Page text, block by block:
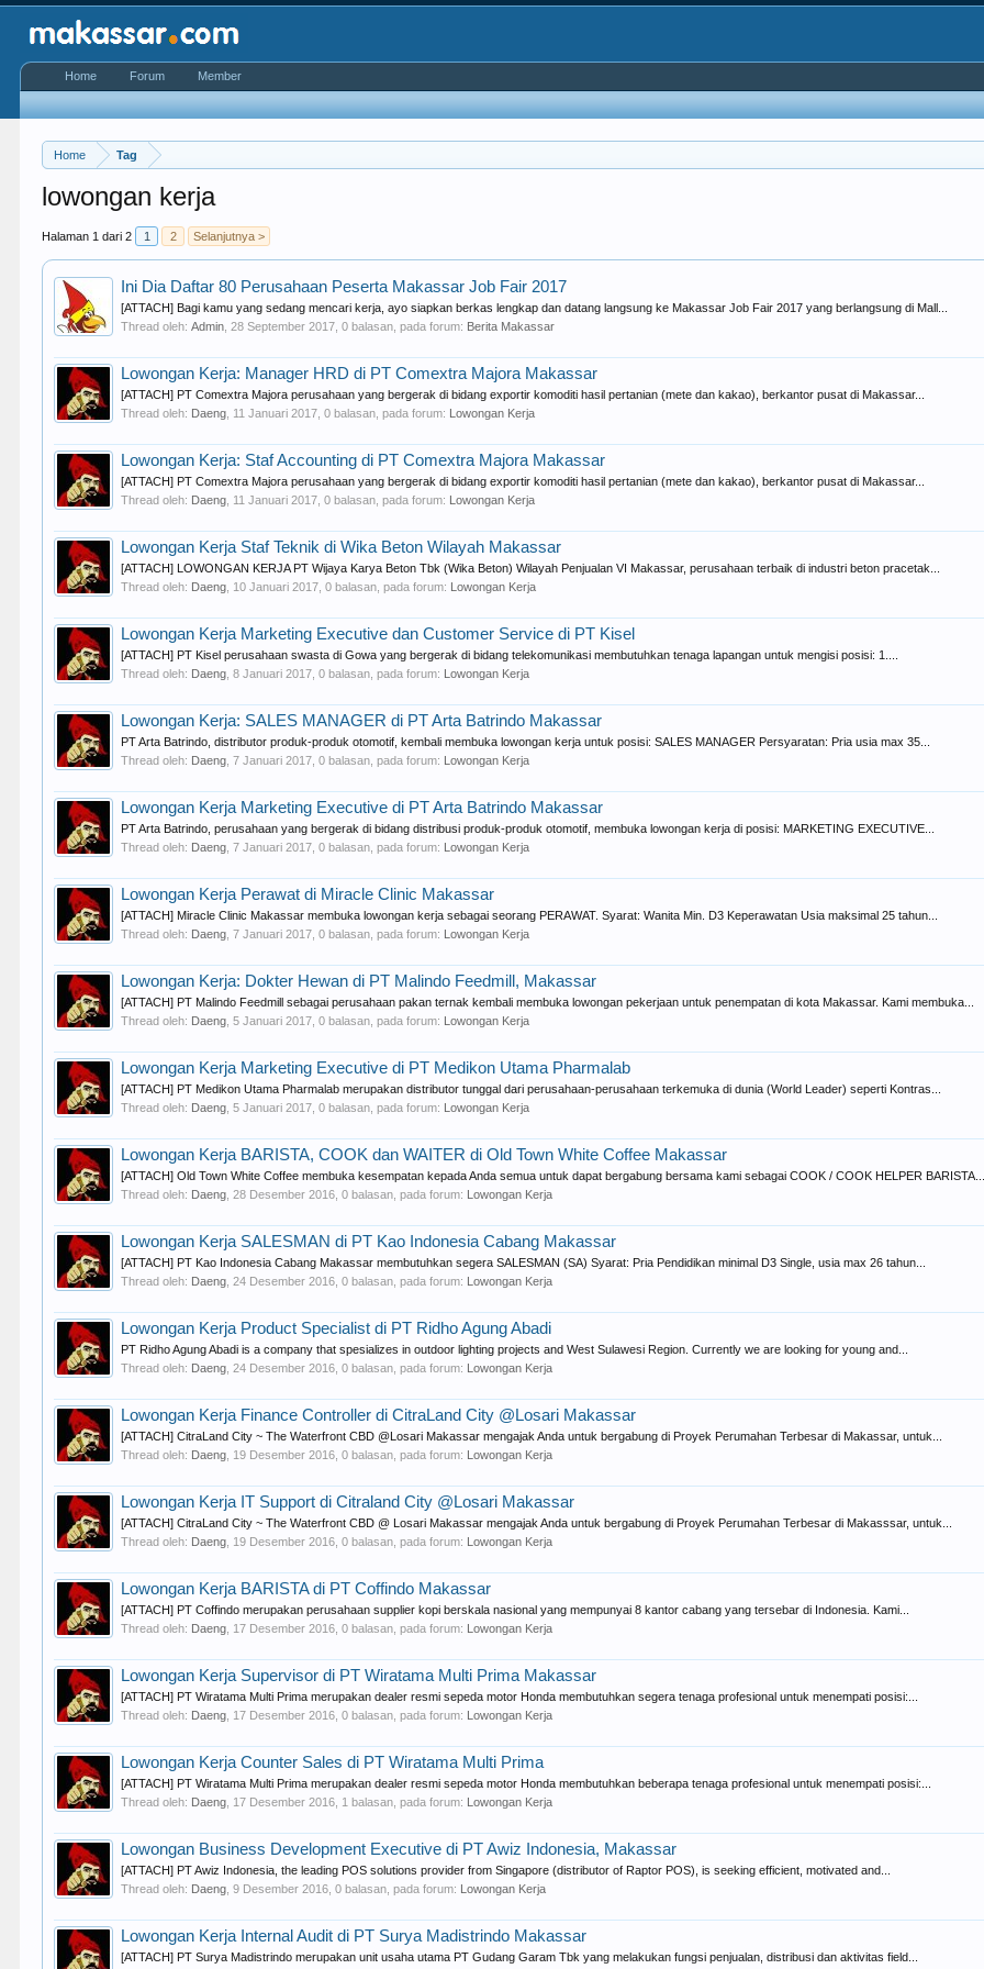
Home Tag
lowongan kerja
Halaman 1 dari 2 1 2 Selanjutnya >
Ini Dia Daftar 80 Perusahaan Peserta Makassar Job Fair 2017
[ATTACH] Bagi kamu yang sedang mencari kerja, ayo siapkan berkas lengkap dan datang langsung ke Makassar Job Fair 2017 yang berlangsung di Mall...
Thread oleh:Admin ,28 September 2017 , 0 balasan, pada forum: Berita Makassar
Lowongan Kerja: Manager HRD di PT Comextra Majora Makassar
[ATTACH] PT Comextra Majora perusahaan yang bergerak di bidang exportir komoditi hasil pertanian (mete dan kakao), berkantor pusat di Makassar...
Thread oleh: Daeng 11 Januari 2017 , 0 balasan, pada forum: Lowongan Kerja
Lowongan Kerja: Staf Accounting di PT Comextra Majora Makassar
[ATTACH] PT Comextra Majora perusahaan yang bergerak di bidang exportir komoditi hasil pertanian (mete dan kakao), berkantor pusat di Makassar...
Thread oleh: Daeng 11 Januari 2017 , 0 balasan, pada forum: Lowongan Kerja
Lowongan Kerja Staf Teknik di Wika Beton Wilayah Makassar
[ATTACH] LOWONGAN KERJA PT Wijaya Karya Beton Tbk (Wika Beton) Wilayah Penjualan VI Makassar, perusahaan terbaik di industri beton pracetak...
Thread oleh: Daeng 10 Januari 2017 , 0 balasan, pada forum: Lowongan Kerja
Lowongan Kerja Marketing Executive dan Customer Service di PT Kisel
[ATTACH] PT Kisel perusahaan swasta di Gowa yang bergerak di bidang telekomunikasi membutuhkan tenaga lapangan untuk mengisi posisi: 1....
Thread oleh: Daeng ,8 Januari 2017 , 0 balasan, pada forum: Lowongan Kerja
Lowongan Kerja: SALES MANAGER di PT Arta Batrindo Makassar
PT Arta Batrindo, distributor produk-produk otomotif, kembali membuka lowongan kerja untuk posisi: SALES MANAGER Persyaratan: Pria usia max 35...
Thread oleh: Daeng ,7 Januari 2017 , 0 balasan, pada forum: Lowongan Kerja
Lowongan Kerja Marketing Executive di PT Arta Batrindo Makassar
PT Arta Batrindo, perusahaan yang bergerak di bidang distribusi produk-produk otomotif, membuka lowongan kerja di posisi: MARKETING EXECUTIVE...
Thread oleh: Daeng ,7 Januari 2017 , 0 balasan, pada forum: Lowongan Kerja
Lowongan Kerja Perawat di Miracle Clinic Makassar
[ATTACH] Miracle Clinic Makassar membuka lowongan kerja sebagai seorang PERAWAT. Syarat: Wanita Min. D3 Keperawatan Usia maksimal 25 tahun...
Thread oleh: Daeng ,7 Januari 2017 , 0 balasan, pada forum: Lowongan Kerja
Lowongan Kerja: Dokter Hewan di PT Malindo Feedmill, Makassar
[ATTACH] PT Malindo Feedmill sebagai perusahaan pakan ternak kembali membuka lowongan pekerjaan untuk penempatan di kota Makassar. Kami membuka...
Thread oleh: Daeng ,5 Januari 2017 , 0 balasan, pada forum: Lowongan Kerja
Lowongan Kerja Marketing Executive di PT Medikon Utama Pharmalab
[ATTACH] PT Medikon Utama Pharmalab merupakan distributor tunggal dari perusahaan-perusahaan terkemuka di dunia (World Leader) seperti Kontras...
Thread oleh: Daeng ,5 Januari 2017 , 0 balasan, pada forum: Lowongan Kerja
Lowongan Kerja BARISTA, COOK dan WAITER di Old Town White Coffee Makassar
[ATTACH] Old Town White Coffee membuka kesempatan kepada Anda semua untuk dapat bergabung bersama kami sebagai COOK / COOK HELPER BARISTA...
Thread oleh: Daeng ,28 Desember 2016 , 0 balasan, pada forum: Lowongan Kerja
Lowongan Kerja SALESMAN di PT Kao Indonesia Cabang Makassar
[ATTACH] PT Kao Indonesia Cabang Makassar membutuhkan segera SALESMAN (SA) Syarat: Pria Pendidikan minimal D3 Single, usia max 26 tahun...
Thread oleh: Daeng ,24 Desember 2016 , 0 balasan, pada forum: Lowongan Kerja
Lowongan Kerja Product Specialist di PT Ridho Agung Abadi
PT Ridho Agung Abadi is a company that spesializes in outdoor lighting projects and West Sulawesi Region. Currently we are looking for young and...
Thread oleh: Daeng ,24 Desember 2016 , 0 balasan, pada forum: Lowongan Kerja
Lowongan Kerja Finance Controller di CitraLand City @Losari Makassar
[ATTACH] CitraLand City ~ The Waterfront CBD @Losari Makassar mengajak Anda untuk bergabung di Proyek Perumahan Terbesar di Makassar, untuk...
Thread oleh: Daeng 19 Desember 2016 , 0 balasan, pada forum: Lowongan Kerja
Lowongan Kerja IT Support di Citraland City @Losari Makassar
[ATTACH] CitraLand City ~ The Waterfront CBD @ Losari Makassar mengajak Anda untuk bergabung di Proyek Perumahan Terbesar di Makasssar, untuk...
Thread oleh: Daeng 19 Desember 2016 , 0 balasan, pada forum: Lowongan Kerja
Lowongan Kerja BARISTA di PT Coffindo Makassar
[ATTACH] PT Coffindo merupakan perusahaan supplier kopi berskala nasional yang mempunyai 8 kantor cabang yang tersebar di Indonesia. Kami...
Thread oleh: Daeng 17 Desember 2016 , 0 balasan, pada forum: Lowongan Kerja
Lowongan Kerja Supervisor di PT Wiratama Multi Prima Makassar
[ATTACH] PT Wiratama Multi Prima merupakan dealer resmi sepeda motor Honda membutuhkan segera tenaga profesional untuk menempati posisi:...
Thread oleh: Daeng 17 Desember 2016 , 0 balasan, pada forum: Lowongan Kerja
Lowongan Kerja Counter Sales di PT Wiratama Multi Prima
[ATTACH] PT Wiratama Multi Prima merupakan dealer resmi sepeda motor Honda membutuhkan beberapa tenaga profesional untuk menempati posisi:...
Thread oleh: Daeng 17 Desember 2016 , 1 balasan, pada forum: Lowongan Kerja
Lowongan Business Development Executive di PT Awiz Indonesia, Makassar
[ATTACH] PT Awiz Indonesia, the leading POS solutions provider from Singapore (distributor of Raptor POS), is seeking efficient, motivated and...
Thread oleh: Daeng ,9 Desember 2016 , 0 balasan, pada forum: Lowongan Kerja
Lowongan Kerja Internal Audit di PT Surya Madistrindo Makassar
[ATTACH] PT Surya Madistrindo merupakan unit usaha utama PT Gudang Garam Tbk yang melakukan fungsi penjualan, distribusi dan aktivitas field...
Home Forum Member